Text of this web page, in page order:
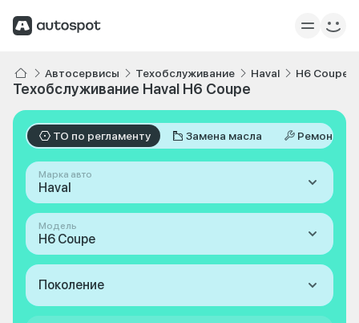
Автосервисы Техобслуживание Haval H6 Coupe
Техобслуживание Haval H6 Coupe
ТО по регламенту Замена масла Ремонт
Марка авто
Haval
Модель
H6 Coupe
Поколение